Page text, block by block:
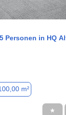
Personen in HQ
m²
★